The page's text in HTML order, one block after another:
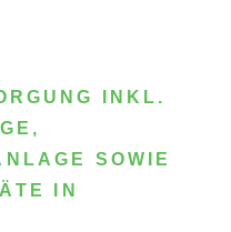
INKL.
SOWIE
IN